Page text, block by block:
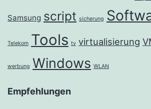
Samsung script sicherung
Telekom Tools tv virtualisierung
werbung Windows WLAN
Empfehlungen